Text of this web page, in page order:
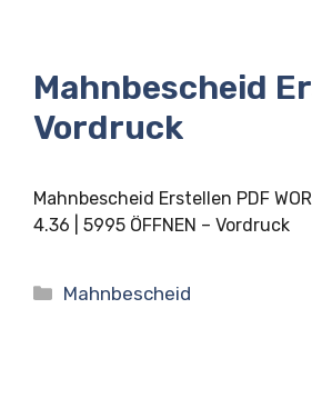
Mahnbescheid
Vordruck
Mahnbescheid Erstellen PDF
4.36 | 5995 ÖFFNEN – Vordruck
Kategorien
Mahnbescheid